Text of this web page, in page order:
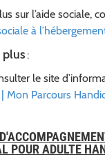
sur l’aide sociale,
à
plus:
le site
| Mon Parcours
POUR ADULTE